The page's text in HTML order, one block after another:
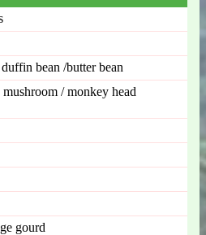
bean /butter bean
/ monkey head
gourd